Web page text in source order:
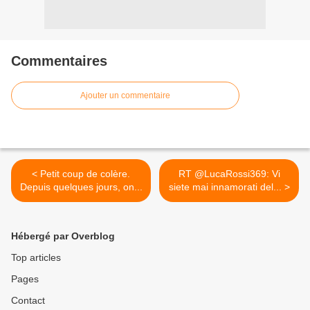
Commentaires
Ajouter un commentaire
< Petit coup de colère.
Depuis quelques jours, on...
RT @LucaRossi369: Vi
siete mai innamorati del... >
Hébergé par Overblog
Top articles
Pages
Contact